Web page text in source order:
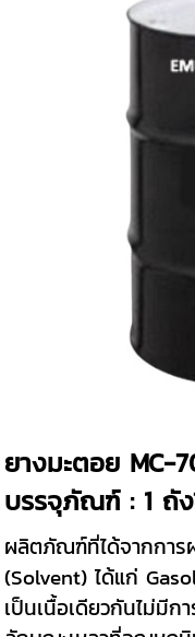
ยางมะตอย MC-
บรรจุภัณฑ์ : 1 ถั
ผลิตภัณฑ์ที่ได้จากการ
(Solvent) ได้แก่
เป็นเนื้อเดียวกันไม่มีก